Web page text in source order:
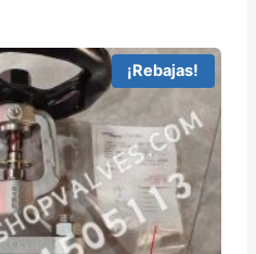
¡Rebajas!